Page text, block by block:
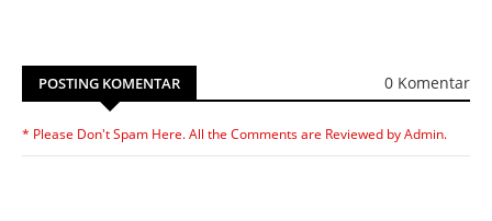
POSTING KOMENTAR 0 Komentar
* Please Don't Spam Here. All the Comments are Reviewed by Admin.